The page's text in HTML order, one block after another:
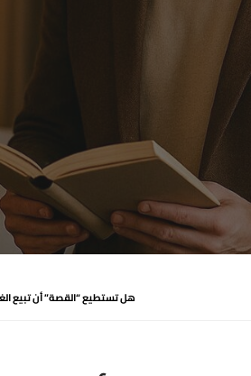
هل تستطيع “القصة” أن تبيع